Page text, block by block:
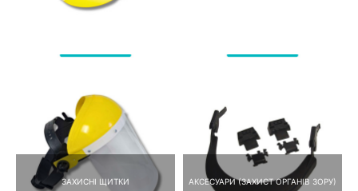
ЗАХИСНІ ЩИТКИ АКСЕСУАРИ (ЗАХИСТ ОРГАНІВ ЗОРУ)